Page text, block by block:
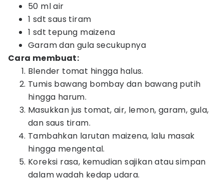
50 ml air
1 sdt saus tiram
1 sdt tepung maizena
Garam dan gula secukupnya
Cara membuat:
Blender tomat hingga halus.
Tumis bawang bombay dan bawang putih
hingga harum.
Masukkan jus tomat, air, lemon, garam, gula,
dan saus tiram.
Tambahkan larutan maizena, lalu masak
hingga mengental.
Koreksi rasa, kemudian sajikan atau simpan
dalam wadah kedap udara.